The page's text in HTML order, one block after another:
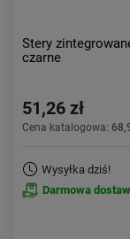
Stery
czarne
51,26 zł
Cena katalogowa:
Wysyłka dziś!
Darmowa